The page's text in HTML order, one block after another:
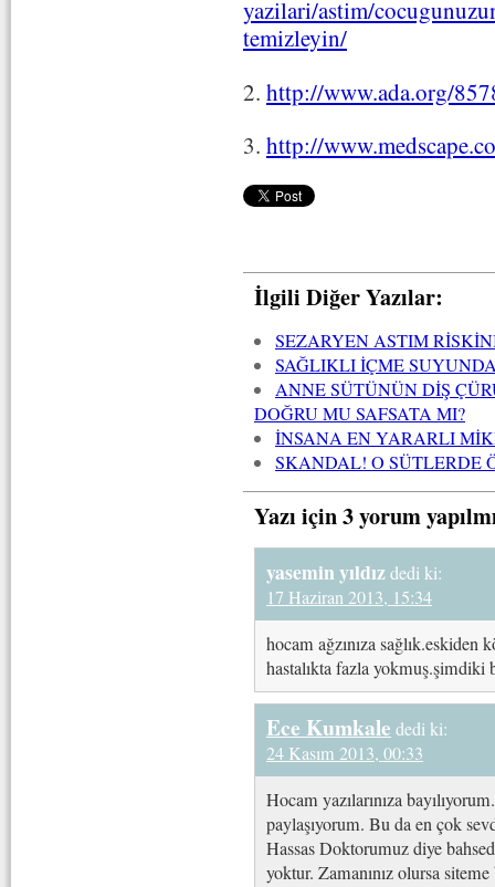
yazilari/astim/
temizleyin/
2. http://www.ada.org/
3. http://
İlgili Diğer Yazılar:
SEZARYEN ASTIM
SAĞLIKLI İÇME
ANNE SÜTÜNÜN DİŞ
DOĞRU MU SAFSATA MI?
İNSANA EN YARARLI
SKANDAL! O
Yazı için 3 yorum
yasemin yıldızdedi ki:
17 Haziran 2013, 15:34
hocam ağzınıza
hastalıkta fazla yokmuş.şimdiki
Ece Kumkale dedi ki:
24 Kasım 2013, 00:33
Hocam yazılarınıza
paylaşıyorum. Bu da en çok
Hassas Doktorumuz diye
yoktur. Zamanınız olursa